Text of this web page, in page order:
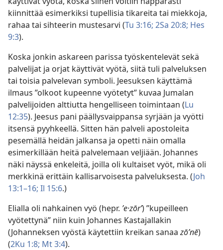
kiinnittää esimerkiksi tupellisia tikareita tai miekkoja,
rahaa tai sihteerin mustesarvi (Tu 3:16; 2Sa 20:8; Hes
9:3).
Koska jonkin askareen parissa työskentelevät sekä
palvelijat ja orjat käyttivät vyötä, siitä tuli palveluksen
tai toisia palvelevan symboli. Jeesuksen käyttämä
ilmaus ”olkoot kupeenne vyötetyt” kuvaa Jumalan
palvelijoiden alttiutta hengelliseen toimintaan (Lu
12:35). Jeesus pani päällysvaippansa syrjään ja vyötti
itsensä pyyhkeellä. Sitten hän palveli apostoleita
pesemällä heidän jalkansa ja opetti näin omalla
esimerkillään heitä palvelemaan veljiään. Johannes
näki näyssä enkeleitä, joilla oli kultaiset vyöt, mikä oli
merkkinä erittäin kallisarvoisesta palveluksesta. (Joh
13:1–16; Il 15:6.)
Elialla oli nahkainen vyö (hepr. ʼe·zōrʹ) ”kupeilleen
vyötettynä” niin kuin Johannes Kastajallakin
(Johanneksen vyöstä käytettiin kreikan sanaazōʹnē)
(2Ku 1:8; Mt 3:4).